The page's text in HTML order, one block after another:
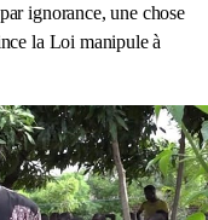
ignorance, une chose
la Loi manipule à